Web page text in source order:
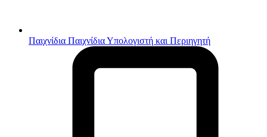
Παιχνίδια Παιχνίδια Υπολογιστή και Περιηγητή